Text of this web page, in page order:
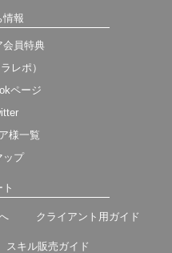
情報
会員特典
レポ）
ページ
様一覧
ップ
クライアント用ガイド
スキル販売ガイド